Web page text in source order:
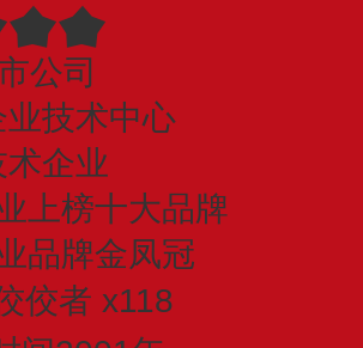
公司
业技术中心
企业
上榜十大品牌
品牌金凤冠
佼者 x118